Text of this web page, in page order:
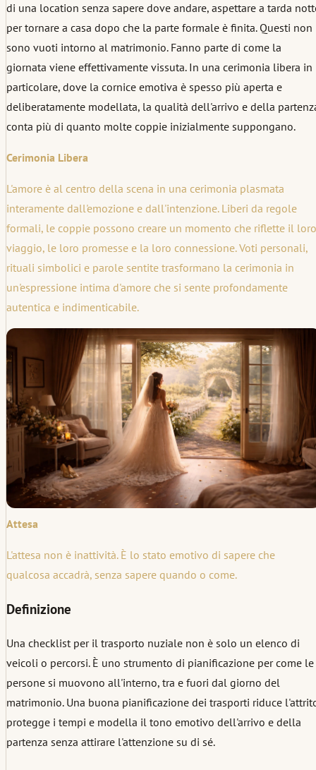
di una location senza sapere dove andare, aspettare a tarda
per tornare a casa dopo che la parte formale è finita. Questi non
sono vuoti intorno al matrimonio. Fanno parte di come la
giornata viene effettivamente vissuta. In una cerimonia libera in
particolare, dove la cornice emotiva è spesso più aperta e
deliberatamente modellata, la qualità dell'arrivo e della
conta più di quanto molte coppie inizialmente suppongano.
Cerimonia Libera
L'amore è al centro della scena in una cerimonia plasmata
interamente dall'emozione e dall'intenzione. Liberi da regole
formali, le coppie possono creare un momento che riflette il loro
viaggio, le loro promesse e la loro connessione. Voti personali,
rituali simbolici e parole sentite trasformano la cerimonia in
un'espressione intima d'amore che si sente profondamente
autentica e indimenticabile.
Attesa
L'attesa non è inattività. È lo stato emotivo di sapere che
qualcosa accadrà, senza sapere quando o come.
Definizione
Una checklist per il trasporto nuziale non è solo un elenco di
veicoli o percorsi. È uno strumento di pianificazione per come le
persone si muovono all'interno, tra e fuori dal giorno del
matrimonio. Una buona pianificazione dei trasporti riduce
protegge i tempi e modella il tono emotivo dell'arrivo e della
partenza senza attirare l'attenzione su di sé.